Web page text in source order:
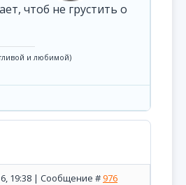
чтоб не грустить о
и любимой)
19:38 | Сообщение #976